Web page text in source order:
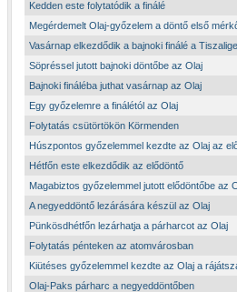
Kedden este folytatódik a finálé
Megérdemelt Olaj-győzelem a döntő első
Vasárnap elkezdődik a bajnoki finálé a
Söpréssel jutott bajnoki döntőbe az Olaj
Bajnoki fináléba juthat vasárnap az Olaj
Egy győzelemre a finálétól az Olaj
Folytatás csütörtökön Körmenden
Húszpontos győzelemmel kezdte az Olaj az
Hétfőn este elkezdődik az elődöntő
Magabiztos győzelemmel jutott elődöntőbe az
A negyeddöntő lezárására készül az Olaj
Pünkösdhétfőn lezárhatja a párharcot az Olaj
Folytatás pénteken az atomvárosban
Kiütéses győzelemmel kezdte az Olaj a
Olaj-Paks párharc a negyeddöntőben